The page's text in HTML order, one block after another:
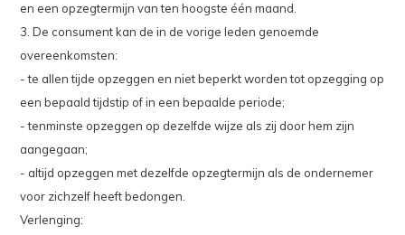
en een opzegtermijn van ten hoogste één maand.
3. De consument kan de in de vorige leden genoemde
overeenkomsten:
- te allen tijde opzeggen en niet beperkt worden tot opzegging op
een bepaald tijdstip of in een bepaalde periode;
- tenminste opzeggen op dezelfde wijze als zij door hem zijn
aangegaan;
- altijd opzeggen met dezelfde opzegtermijn als de ondernemer
voor zichzelf heeft bedongen.
Verlenging: